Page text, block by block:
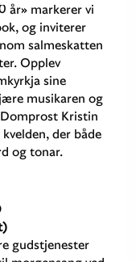
år» markerer vi
og inviterer
salmeskatten
Opplev
sine
musikaren og
Kristin
der både
og tonar.
gudstjenester